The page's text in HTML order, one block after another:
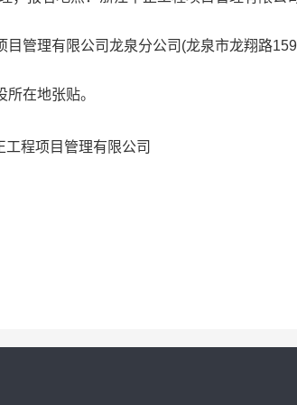
目管理有限公司龙泉分公司 (龙泉市龙翔路
在地张贴。
程项目管理有限公司